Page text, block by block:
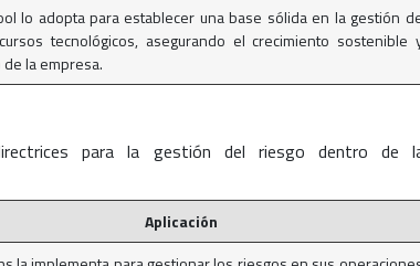
lo adopta para establecer una base sólida en la gestión
tecnológicos, asegurando el crecimiento sostenible
la empresa.
para la gestión del riesgo dentro de
Aplicación